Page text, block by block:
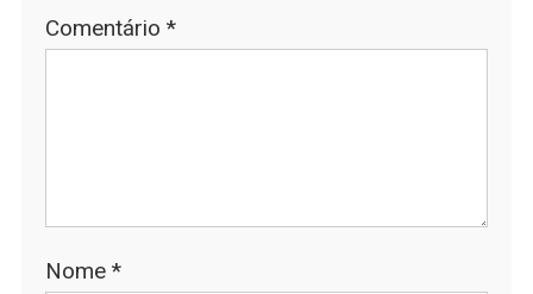
Comentário *
Nome *